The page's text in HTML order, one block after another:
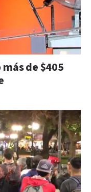
de $405